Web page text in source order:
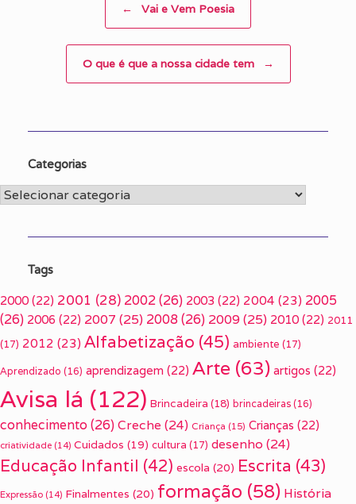
← Vai e Vem Poesia
O que é que a nossa cidade tem →
Categorias
Categorias
Tags
2000 (22) 2001 (28) 2002(26) 2003 (22) 2004 (23) 2005
(26) 2006 (22) 2007 (25) 2008(26) 2009(25) 2010 (22) 2011
(17) 2012 (23) Alfabetização (45) ambiente (17)
Aprendizado (16) aprendizagem (22) Arte (63) artigos (22)
Avisa lá (122) Brincadeira (18) brincadeiras (16)
conhecimento(26) Creche (24) Criança (15) Crianças (22)
criatividade (14) Cuidados (19) cultura (17) desenho (24)
Educação Infantil (42) escola (20) Escrita (43)
Expressão (14) Finalmentes (20) formação (58) História